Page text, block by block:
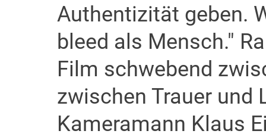
Authentizität geben.
bleed als Mensch."
Film schwebend
zwischen Trauer und
Kameramann Klaus